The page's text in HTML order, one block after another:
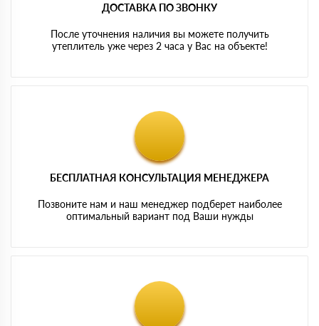
ДОСТАВКА ПО ЗВОНКУ
После уточнения наличия вы можете получить
утеплитель уже через 2 часа у Вас на объекте!
БЕСПЛАТНАЯ КОНСУЛЬТАЦИЯ МЕНЕДЖЕРА
Позвоните нам и наш менеджер подберет наиболее
оптимальный вариант под Ваши нужды